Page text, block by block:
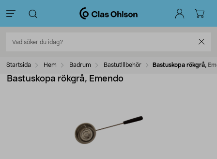
Startsida Hem Badrum Bastutillbehör Bastuskopa rökgrå,
Bastuskopa rökgrå, Emendo